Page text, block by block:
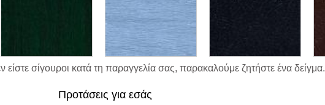
σίγουροι κατά τη παραγγελία σας, παρακαλούμε ζητήστε ένα δείγμα.
Προτάσεις για εσάς